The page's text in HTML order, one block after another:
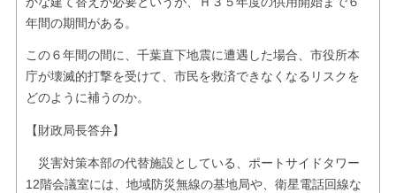
年間の期間がある。
この６年間の間に、千葉直下地震に遭遇した場合、市役所本
庁が壊滅的打撃を受けて、市民を救済できなくなるリスクを
どのように補うのか。
【財政局長答弁】
災害対策本部の代替施設としている、ポートサイドタワー
12階会議室には、地域防災無線の基地局や、衛星電話回線な